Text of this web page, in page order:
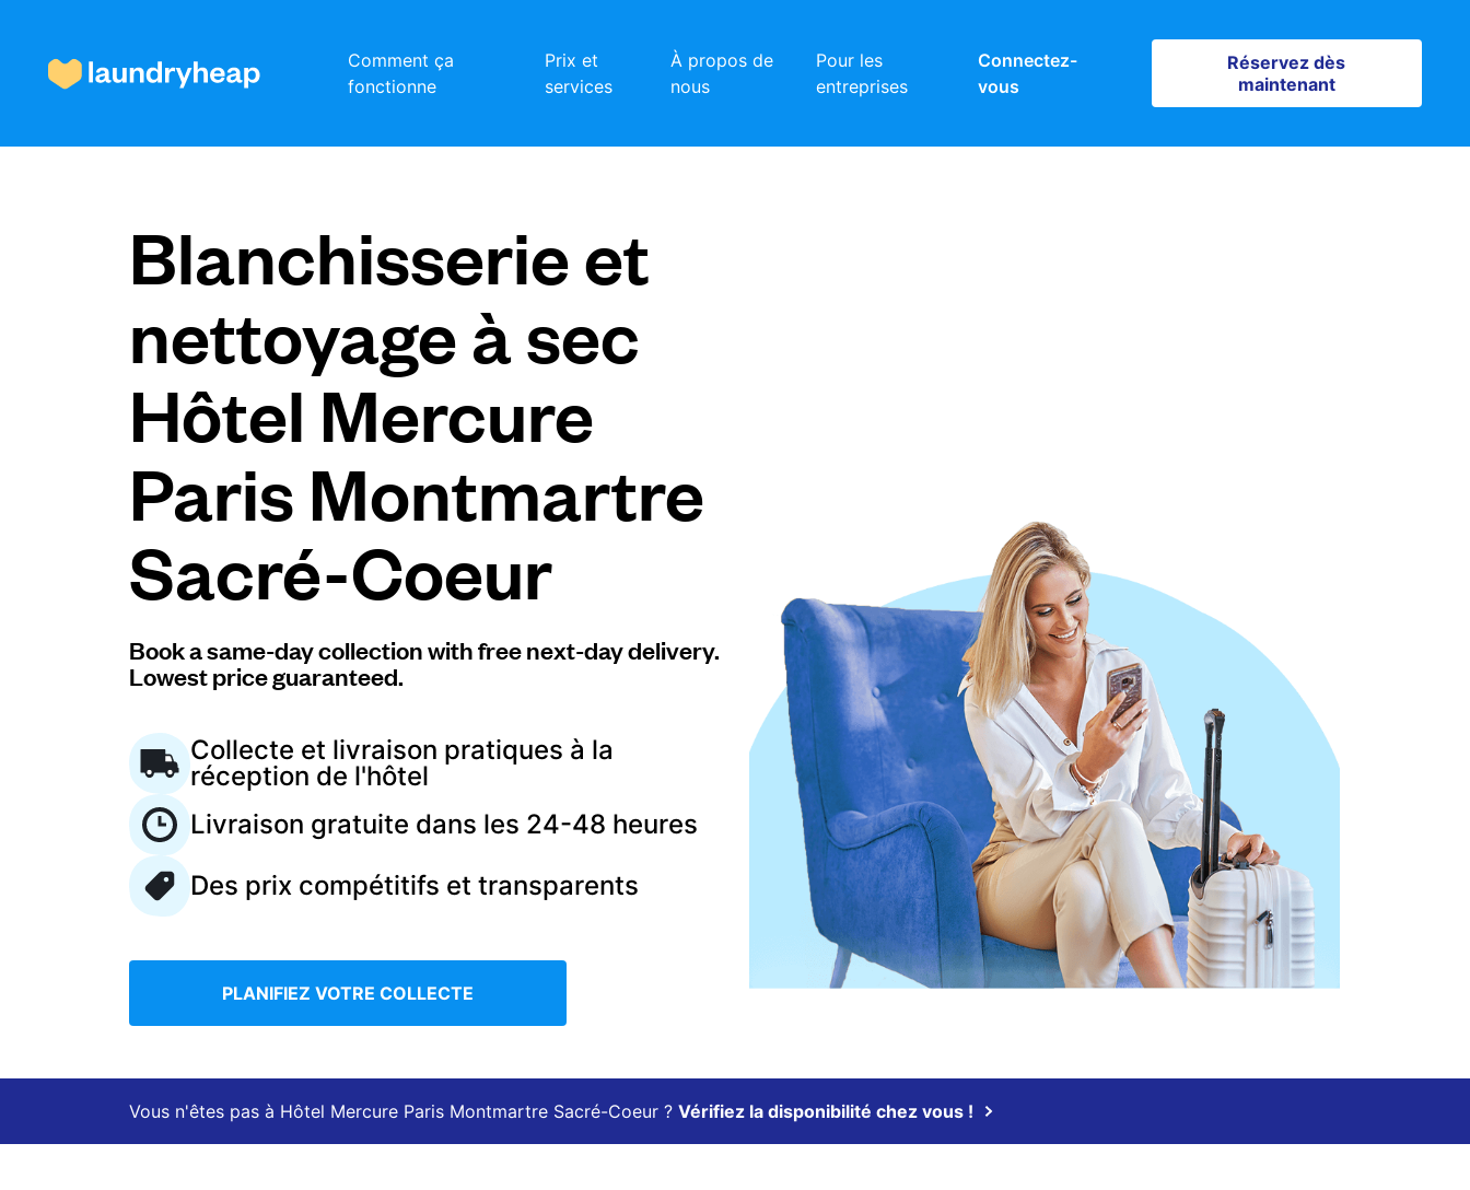
Comment ça
fonctionne
Prix et
services
À propos de
nous
Pour les
entreprises
Connectez-
vous
Réservez dès
maintenant
Réservez dès maintenant
Prix et services
À propos de nous
Pour les entreprises
Connectez-vous
FR
Blanchisserie et
nettoyage à sec
Hôtel Mercure
Paris Montmartre
Sacré-Coeur
Book a same-day collection with free next-day delivery.
Lowest price guaranteed.
Collecte et livraison pratiques à la
réception de l'hôtel
Livraison gratuite dans les 24-48 heures
Des prix compétitifs et transparents
PLANIFIEZ VOTRE COLLECTE
Vous n'êtes pas à Hôtel Mercure Paris Montmartre Sacré-Coeur ? Vérifiez la disponibilité chez vous !